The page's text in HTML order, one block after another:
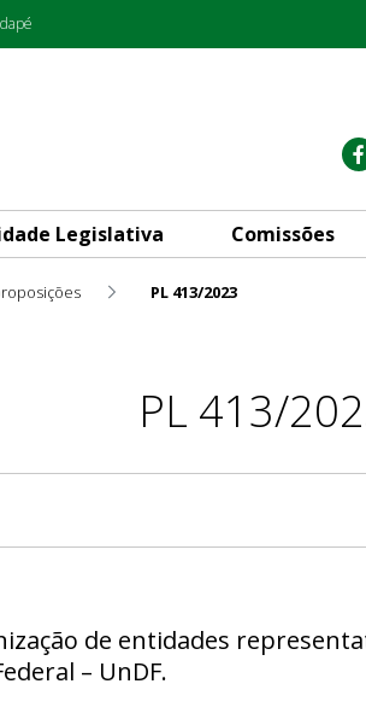
Legislativa Comissões
PL 413/2023
PL 413/
de entidades
– UnDF.